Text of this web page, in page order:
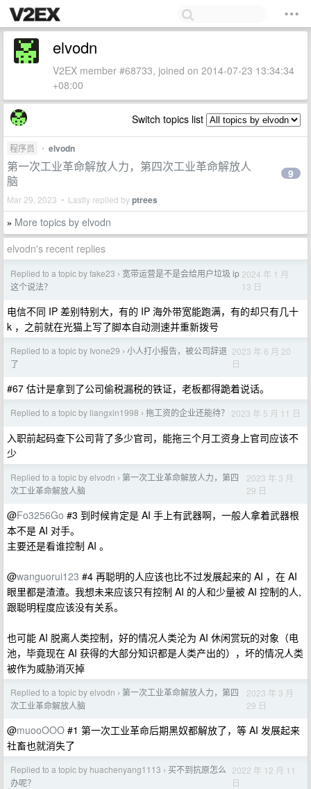
elvodn
V2EX member #68733, joined on 2014-07-23 13:34:34
+08:00
Switch topics list
程序员 • elvodn
第一次工业革命解放人力，第四次工业革命解放人
脑
Mar 29, 2023 • Lastly replied byptrees
9
» More topics by elvodn
elvodn's recent replies
Replied to a topic by fake23 › 宽带运营是不是会给用户垃圾 ip
这个说法？
2024 年 1 月
13 日
电信不同 IP 差别特别大，有的 IP 海外带宽能跑满，有的却只有几十
k ，之前就在光猫上写了脚本自动测速并重新拨号
Replied to a topic by Ivone29 › 小人打小报告，被公司辞退
了
2023 年 6 月 20
日
#67 估计是拿到了公司偷税漏税的铁证，老板都得跪着说话。
Replied to a topic by liangxin1998 › 拖工资的企业还能待？ 2023 年 5 月 11 日
入职前起码查下公司背了多少官司，能拖三个月工资身上官司应该不
少
Replied to a topic by elvodn › 第一次工业革命解放人力，第四
次工业革命解放人脑
2023 年 3 月
29 日
@Fo3256Go #3 到时候肯定是 AI 手上有武器啊，一般人拿着武器根
本不是 AI 对手。
主要还是看谁控制 AI 。
@wanguorui123 #4 再聪明的人应该也比不过发展起来的 AI ，在 AI
眼里都是渣渣。我想未来应该只有控制 AI 的人和少量被 AI 控制的人,
跟聪明程度应该没有关系。
也可能 AI 脱离人类控制，好的情况人类沦为 AI 休闲赏玩的对象（电
池，毕竟现在 AI 获得的大部分知识都是人类产出的），坏的情况人类
被作为威胁消灭掉
Replied to a topic by elvodn › 第一次工业革命解放人力，第四
次工业革命解放人脑
2023 年 3 月
29 日
@muooOOO #1 第一次工业革命后期黑奴都解放了，等 AI 发展起来
社畜也就消失了
Replied to a topic by huachenyang1113 › 买不到抗原怎么
办呢？
2022 年 12 月 11
日